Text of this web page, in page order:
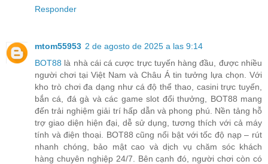
Responder
mtom55953 2 de agosto de 2025 a las 9:14
BOT88 là nhà cái cá cược trực tuyến hàng đầu, được nhiều
người chơi tại Việt Nam và Châu Á tin tưởng lựa chọn. Với
kho trò chơi đa dạng như cá độ thể thao, casini trực tuyến,
bắn cá, đá gà và các game slot đổi thưởng, BOT88 mang
đến trải nghiệm giải trí hấp dẫn và phong phú. Nền tảng hỗ
trợ giao diện hiện đại, dễ sử dụng, tương thích với cả máy
tính và điện thoại. BOT88 cũng nổi bật với tốc độ nạp – rút
nhanh chóng, bảo mật cao và dịch vụ chăm sóc khách
hàng chuyên nghiệp 24/7. Bên cạnh đó, người chơi còn có